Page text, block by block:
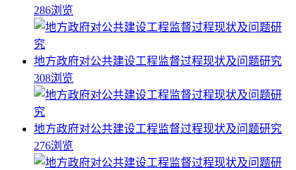
286浏览
地方政府对公共建设工程监督过程现状及问题研究
308浏览
地方政府对公共建设工程监督过程现状及问题研究
276浏览